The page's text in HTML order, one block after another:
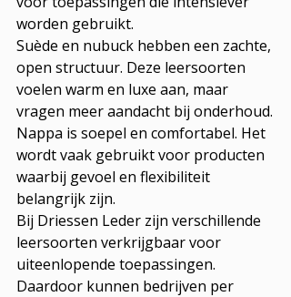
worden gebruikt.
Suède en nubuck hebben een zachte,
open structuur. Deze leersoorten
voelen warm en luxe aan, maar
vragen meer aandacht bij onderhoud.
Nappa is soepel en comfortabel. Het
wordt vaak gebruikt voor producten
waarbij gevoel en flexibiliteit
belangrijk zijn.
Bij Driessen Leder zijn verschillende
leersoorten verkrijgbaar voor
uiteenlopende toepassingen.
Daardoor kunnen bedrijven per